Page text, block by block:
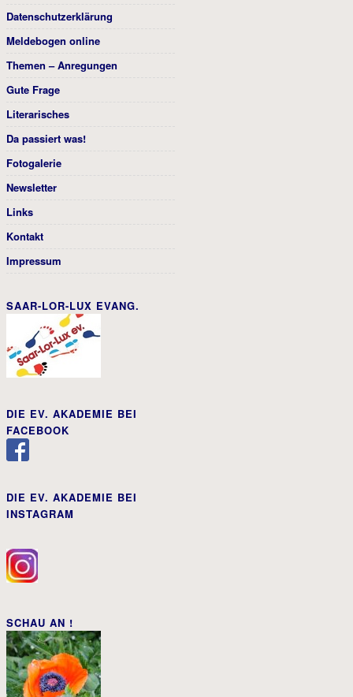
Datenschutzerklärung
Meldebogen online
Themen – Anregungen
Gute Frage
Literarisches
Da passiert was!
Fotogalerie
Newsletter
Links
Kontakt
Impressum
SAAR-LOR-LUX EVANG.
DIE EV. AKADEMIE BEI
FACEBOOK
DIE EV. AKADEMIE BEI
INSTAGRAM
SCHAU AN !